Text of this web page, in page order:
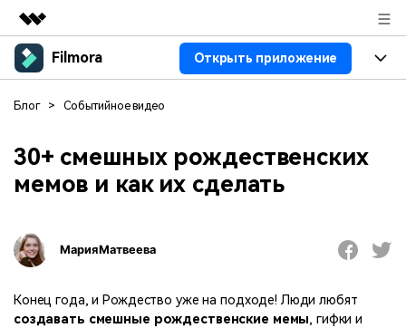
Рекомендуемые продукты
Бизнес
Решения
О нас
Новости
Покупка
Filmora Открыть приложение
Продукты
Особенности
ИИ
Видео/фото
Тексты
Решения
Пользователи
Видео-решения
Ресурсы
Видео промпты Мастер-классы
Блог > Событийное видео
30+ смешных рождественских
мемов и как их сделать
Мария Матвеева
Конец года, и Рождество уже на подходе! Люди любят
создавать смешные рождественские мемы, гифки и